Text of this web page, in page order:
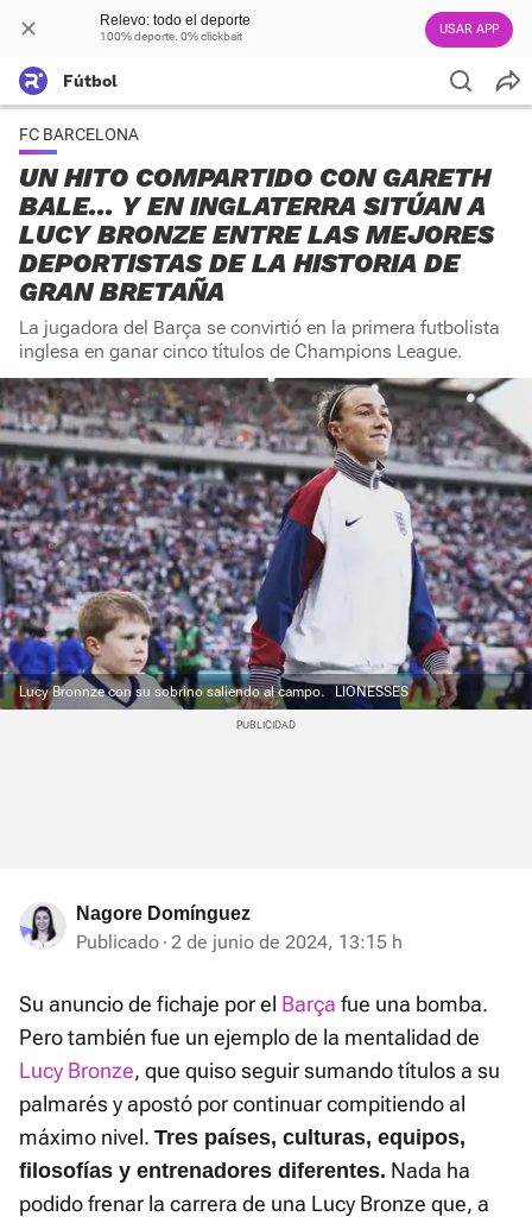
Relevo: todo el deporte
100% deporte. 0% clickbait USAR APP
Fútbol
FC BARCELONA
UN HITO COMPARTIDO CON GARETH
BALE... Y EN INGLATERRA SITÚAN A
LUCY BRONZE ENTRE LAS MEJORES
DEPORTISTAS DE LA HISTORIA DE
GRAN BRETAÑA
La jugadora del Barça se convirtió en la primera futbolista
inglesa en ganar cinco títulos de Champions League.
Lucy Bronnze con su sobrino saliendo al campo. LIONESSES
Nagore Domínguez
Publicado 2 de junio de 2024, 13:15 h
Su anuncio de fichaje por el Barça fue una bomba.
Pero también fue un ejemplo de la mentalidad de
Lucy Bronze, que quiso seguir sumando títulos a su
palmarés y apostó por continuar compitiendo al
máximo nivel. Tres países, culturas, equipos,
filosofías y entrenadores diferentes. Nada ha
podido frenar la carrera de una Lucy Bronze que, a